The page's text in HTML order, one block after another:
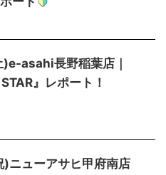
asahi長野稲葉店｜
』レポート！
ニューアサヒ甲府南店